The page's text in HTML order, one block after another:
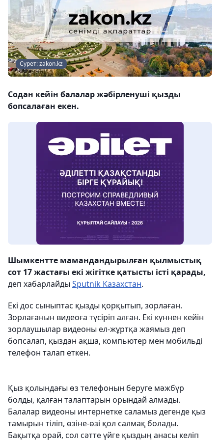
Сурет: zakon.kz
Содан кейін балалар жәбірленуші қызды
бопсалаған екен.
Шымкентте мамандандырылған қылмыстық
сот 17 жастағы екі жігітке қатысты істі қарады,
деп хабарлайды Sputnik Казахстан.
Екі дос сыныптас қызды қорқытып, зорлаған.
Зорлағанын видеоға түсіріп алған. Екі күннен кейін
зорлаушылар видеоны ел-жұртқа жаямыз деп
бопсалап, қыздан ақша, компьютер мен мобильді
телефон талап еткен.
Қыз қолындағы өз телефонын беруге мәжбүр
болды, қалған талаптарын орындай алмады.
Балалар видеоны интернетке саламыз дегенде қыз
тамырын тіліп, өзіне-өзі қол салмақ болады.
Бақытқа орай, сол сәтте үйге қыздың анасы келіп